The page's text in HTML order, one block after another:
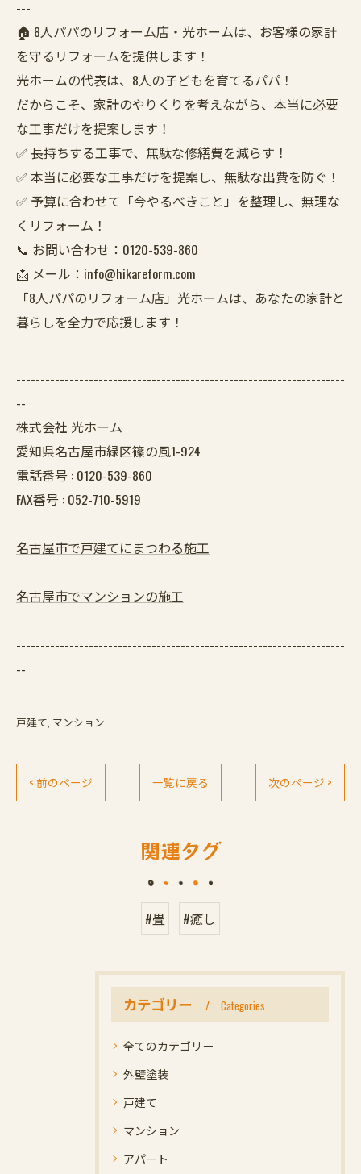
---
🏠 8人パパのリフォーム店・光ホームは、お客様の家計
を守るリフォームを提供します！
光ホームの代表は、8人の子どもを育てるパパ！
だからこそ、家計のやりくりを考えながら、本当に必要
な工事だけを提案します！
✅ 長持ちする工事で、無駄な修繕費を減らす！
✅ 本当に必要な工事だけを提案し、無駄な出費を防ぐ！
✅ 予算に合わせて「今やるべきこと」を整理し、無理な
くリフォーム！
📞 お問い合わせ：0120-539-860
📩 メール：info@hikareform.com
「8人パパのリフォーム店」光ホームは、あなたの家計と
暮らしを全力で応援します！
--------------------------------------------------------------------
--
株式会社 光ホーム
愛知県名古屋市緑区篠の風1-924
電話番号 : 0120-539-860
FAX番号 : 052-710-5919
名古屋市で戸建てにまつわる施工
名古屋市でマンションの施工
--------------------------------------------------------------------
--
戸建て マンション
< 前のページ 一覧に戻る 次のページ >
関連タグ
#畳 #癒し
カテゴリー Categories
全てのカテゴリー
外壁塗装
戸建て
マンション
アパート